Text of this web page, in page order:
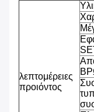
λεπτομέρειες
προιόντος